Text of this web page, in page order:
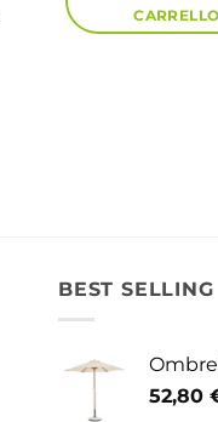
CARRELLO
BEST SELLING
52,80